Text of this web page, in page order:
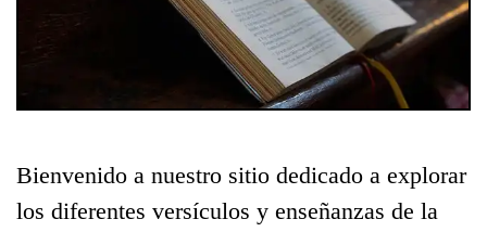
Bienvenido a nuestro sitio dedicado a explorar
los diferentes versículos y enseñanzas de la